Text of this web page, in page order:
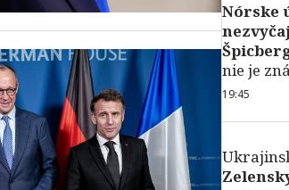
Nórske
nie je
19:45